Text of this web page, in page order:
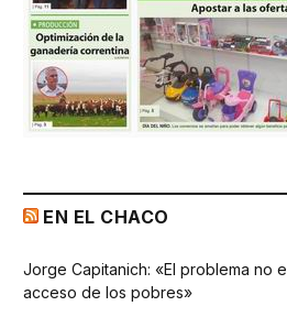
EN EL CHACO
Jorge Capitanich: «El problema no
acceso de los pobres»